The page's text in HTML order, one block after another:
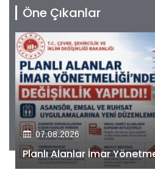
Öne Çıkanlar
07.08.2026
Kiler GYO’dan Pendik
önemli adım!